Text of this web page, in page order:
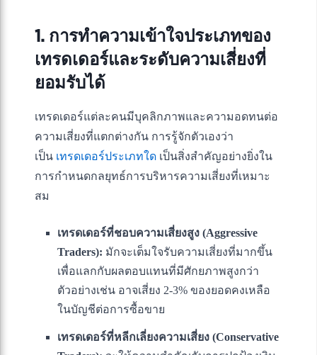
1. การทำความเข้าใจประเภทของ
เทรดเดอร์และระดับความเสี่ยงที่
ยอมรับได้
เทรดเดอร์แต่ละคนมีบุคลิกภาพและความอดทนต่อ
ความเสี่ยงที่แตกต่างกัน การรู้จักตัวเองว่า
เป็น เทรดเดอร์ประเภทใด เป็นสิ่งสำคัญอย่างยิ่งใน
การกำหนดกลยุทธ์การบริหารความเสี่ยงที่เหมาะ
สม
เทรดเดอร์ที่ชอบความเสี่ยงสูง (Aggressive
Traders): มักจะเต็มใจรับความเสี่ยงที่มากขึ้น
เพื่อแลกกับผลตอบแทนที่มีศักยภาพสูงกว่า
ตัวอย่างเช่น อาจเสี่ยง 2-3% ของยอดคงเหลือ
ในบัญชีต่อการซื้อขาย
เทรดเดอร์ที่หลีกเลี่ยงความเสี่ยง (Conservative